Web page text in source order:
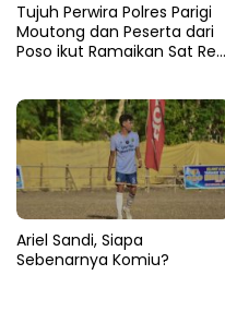
Tujuh Perwira Polres Parigi
Moutong dan Peserta dari
Poso ikut Ramaikan Sat Res
Ariel Sandi, Siapa
Sebenarnya Komiu?